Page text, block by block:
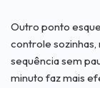
Outro ponto
controle
sequência sem
minuto faz mais